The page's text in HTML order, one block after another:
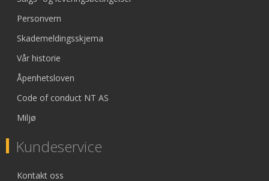
Personvern
Skademeldingsskjema
Vår historie
Åpenhetsloven
Code of conduct NT AS
Miljø
Kundeservice
Kontakt oss